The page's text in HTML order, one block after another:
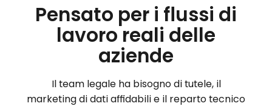
Pensato per i flussi di
lavoro reali delle
aziende
Il team legale ha bisogno di tutele, il
marketing di dati affidabili e il reparto tecnico